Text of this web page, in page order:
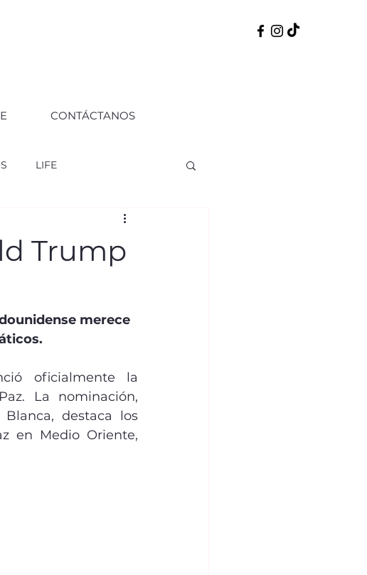
CONTÁCTANOS
LIFE
50 PERFILES
Trump
merece
oficialmente la
La nominación,
destaca los
en Medio Oriente,